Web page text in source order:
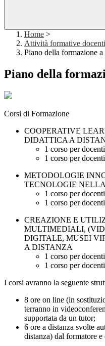
Home >
Attività formative
Piano della formazione a
Piano della
Corsi di Formazione
COOPERATIVE
DIDATTICA A
1 corso per
1 corso per
METODOLOGIE
TECNOLOGIE
1 corso per
1 corso per
CREAZIONE E
MULTIMEDIALI,
DIGITALE, MUSEI
A DISTANZA
1 corso per
1 corso per
I corsi avranno la seguente
8 ore on line (in
terranno in
supportata da un tutor;
6 ore a distanza svolte
distanza) dal formatore e